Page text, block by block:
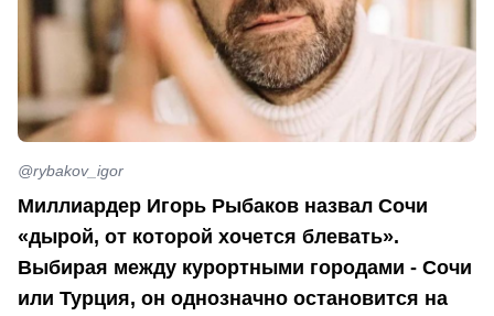
@rybakov_igor
Миллиардер Игорь Рыбаков назвал Сочи
«дырой, от которой хочется блевать».
Выбирая между курортными городами - Сочи
или Турция, он однозначно остановится на